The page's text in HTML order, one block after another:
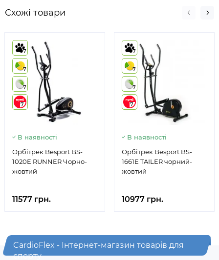
Схожі товари
7
7
7
7
В наявності
Орбітрек Besport BS-
1020E RUNNER Чорно-
жовтий
11577 грн.
7
7
7
7
В наявності
Орбітрек Besport BS-
1661E TAILER чорний-
жовтий
10977 грн.
CardioFlex - Інтернет-магазин товарів для
спорту